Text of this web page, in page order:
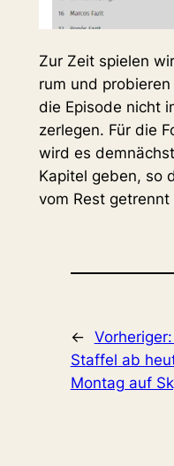
Zur Zeit spielen
rum und
die Episode nicht
zerlegen. Für die
wird es
Kapitel geben, so
vom Rest getrennt
← Vorheriger:
Staffel ab
Montag auf